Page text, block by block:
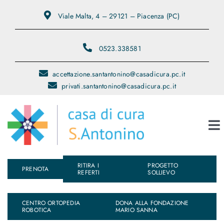
Viale Malta, 4 – 29121 – Piacenza (PC)
0523.338581
accettazione.santantonino@casadicura.pc.it
privati.santantonino@casadicura.pc.it
Chi Siamo
Servizi
PRENOTA RITIRA I
REFERTI
PROGETTO
SOLLIEVO
CENTRO ORTOPEDIA
ROBOTICA
DONA ALLA FONDAZIONE
MARIO SANNA